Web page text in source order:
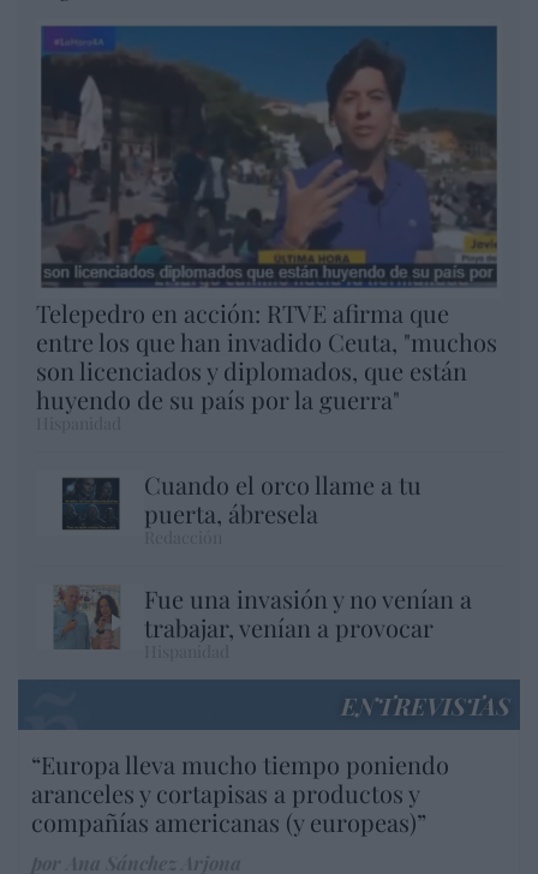
Telepedro en acción: RTVE afirma que
entre los que han invadido Ceuta, "muchos
son licenciados y diplomados, que están
huyendo de su país por la guerra"
Cuando el orco llame a tu
puerta, ábresela
Fue una invasión y no venían a
trabajar, venían a provocar
ENTREVISTAS
“Europa lleva mucho tiempo poniendo
aranceles y cortapisas a productos y
compañías americanas (y europeas)”